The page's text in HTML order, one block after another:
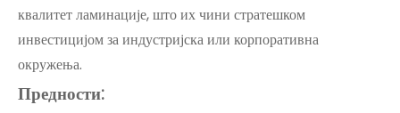
квалитет ламинације, што их чини стратешком
инвестицијом за индустријска или корпоративна
окружења.
Предности: